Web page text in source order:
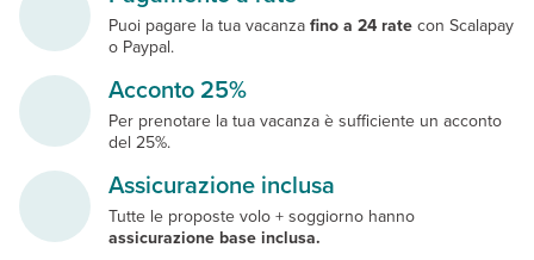
Puoi pagare la tua vacanza fino a 24 rate con Scalapay
o Paypal.
Acconto 25%
Per prenotare la tua vacanza è sufficiente un acconto
del 25%.
Assicurazione inclusa
Tutte le proposte volo + soggiorno hanno
assicurazione base inclusa.